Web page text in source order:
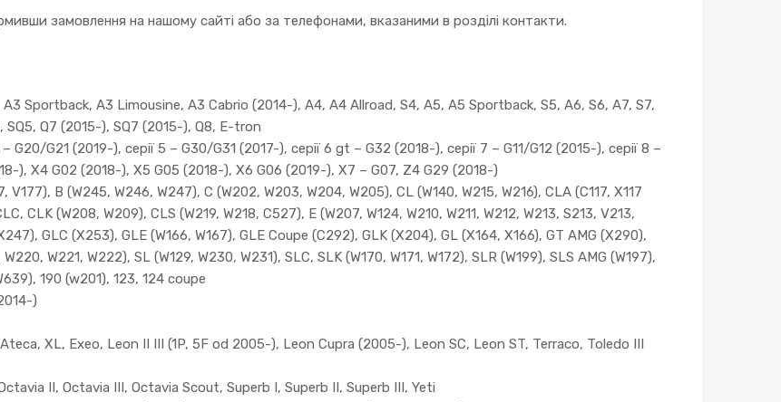
замовлення на нашому сайті або за телефонами, вказаними в розділі контакти.
Sportback, A3 Limousine, A3 Cabrio (2014-), A4, A4 Allroad, S4, A5, A5 Sportback, S5, A6, S6, A7, S7,
Q7 (2015-), SQ7 (2015-), Q8, E-tron
G20/G21 (2019-), серії 5 – G30/G31 (2017-), серії 6 gt – G32 (2018-), серії 7 – G11/G12 (2015-), серії 8 –
), X4 G02 (2018-), X5 G05 (2018-), X6 G06 (2019-), X7 – G07, Z4 G29 (2018-)
V177), B (W245, W246, W247), C (W202, W203, W204, W205), CL (W140, W215, W216), CLA (C117, X117
CLK (W208, W209), CLS (W219, W218, C527), E (W207, W124, W210, W211, W212, W213, S213, V213,
GLC (X253), GLE (W166, W167), GLE Coupe (C292), GLK (X204), GL (X164, X166), GT AMG (X290),
W221, W222), SL (W129, W230, W231), SLC, SLK (W170, W171, W172), SLR (W199), SLS AMG (W197),
190 (w201), 123, 124 coupe
)
XL, Exeo, Leon II III (1P, 5F od 2005-), Leon Cupra (2005-), Leon SC, Leon ST, Terraco, Toledo III
II, Octavia III, Octavia Scout, Superb I, Superb II, Superb III, Yeti